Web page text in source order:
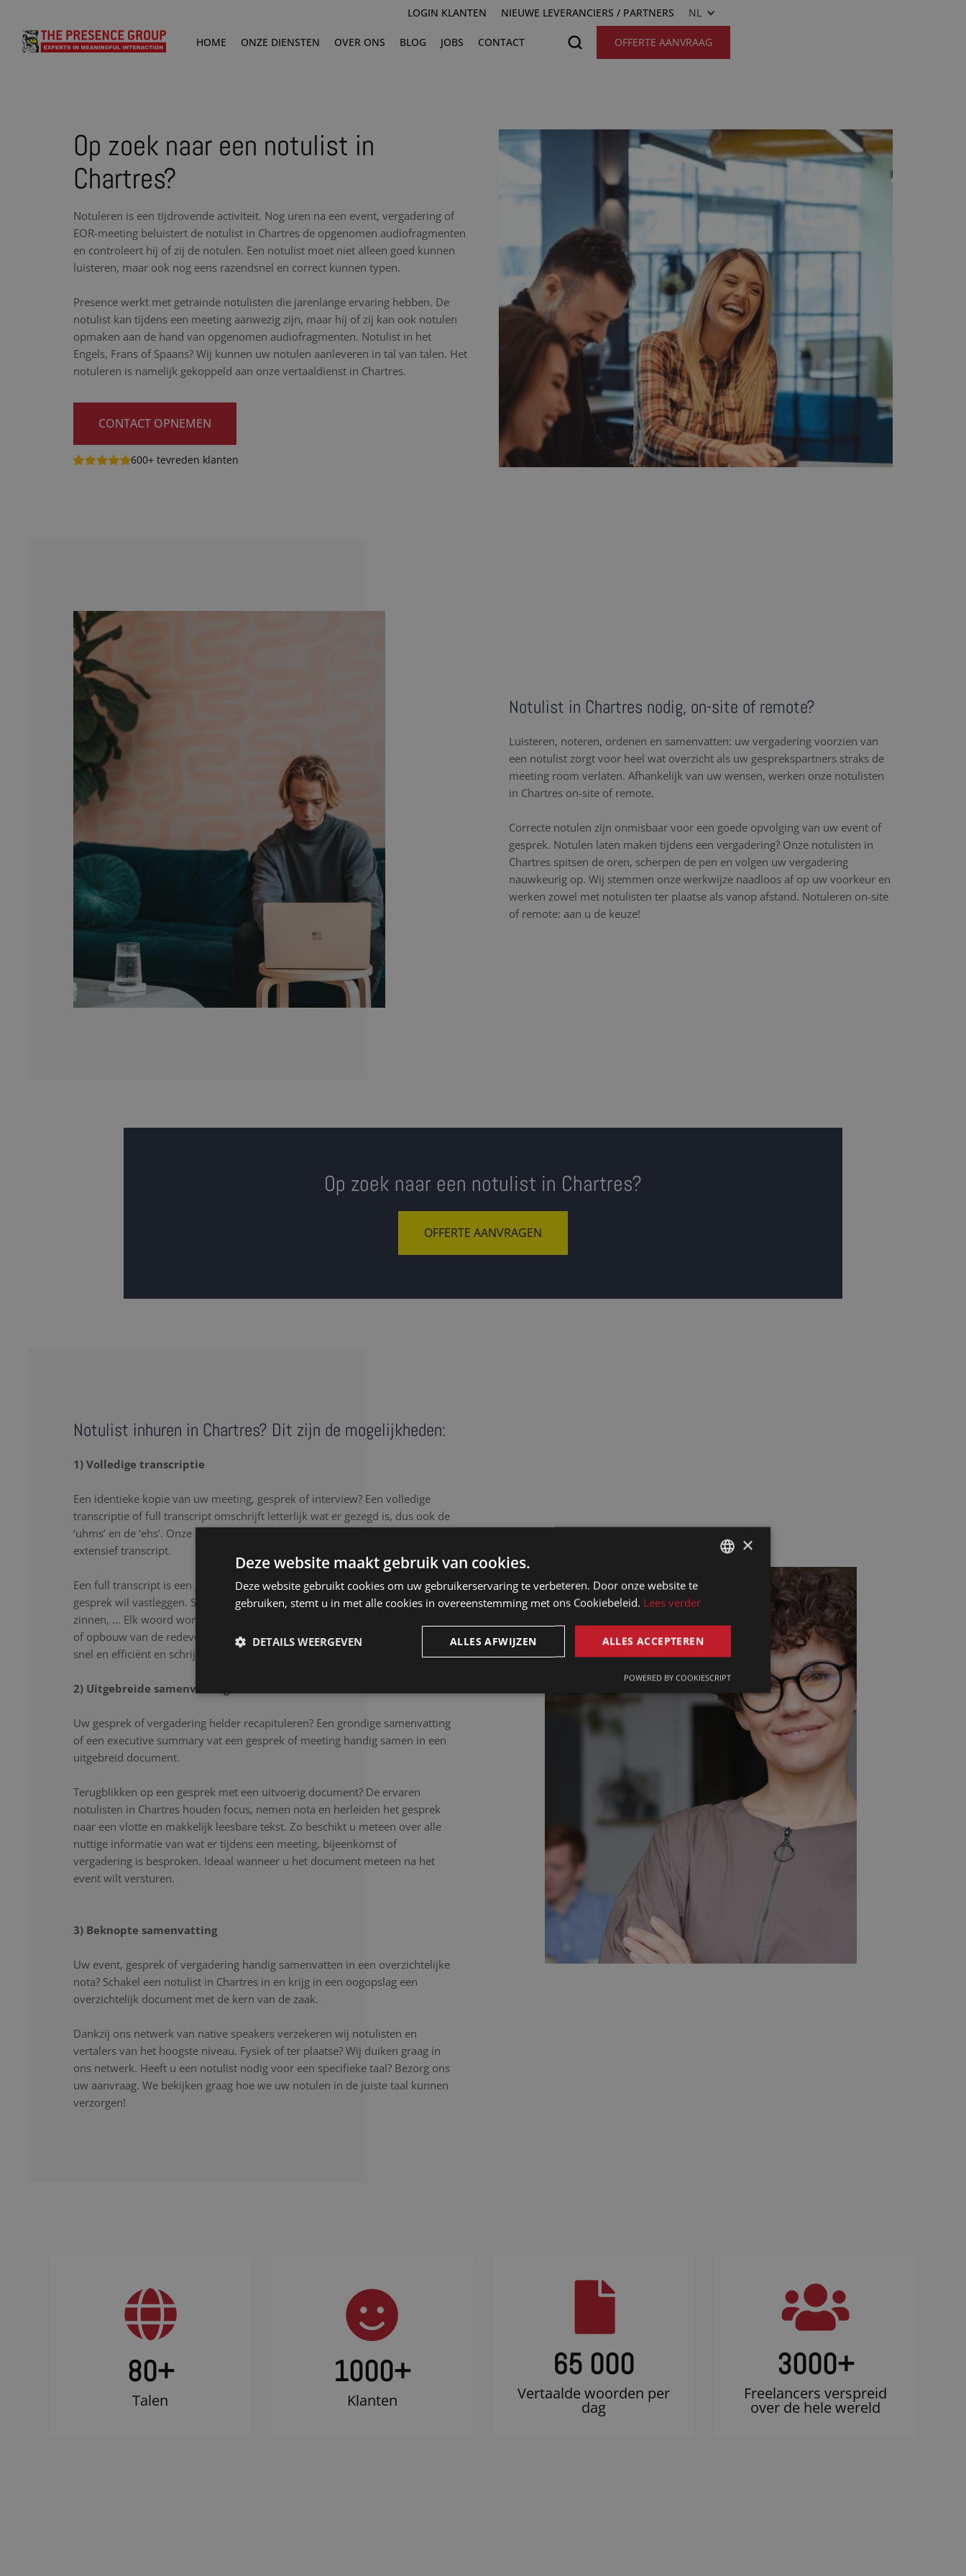
LOGIN KLANTEN NIEUWE LEVERANCIERS / PARTNERS NL
HOME ONZE DIENSTEN OVER ONS BLOG JOBS CONTACT OFFERTE AANVRAAG
Op zoek naar een notulist in
Chartres?
Notuleren is een tijdrovende activiteit. Nog uren na een event, vergadering of
EOR-meeting beluistert de notulist in Chartres de opgenomen audiofragmenten
en controleert hij of zij de notulen. Een notulist moet niet alleen goed kunnen
luisteren, maar ook nog eens razendsnel en correct kunnen typen.
Presence werkt met getrainde notulisten die jarenlange ervaring hebben. De
notulist kan tijdens een meeting aanwezig zijn, maar hij of zij kan ook notulen
opmaken aan de hand van opgenomen audiofragmenten. Notulist in het
Engels, Frans of Spaans? Wij kunnen uw notulen aanleveren in tal van talen. Het
notuleren is namelijk gekoppeld aan onze vertaaldienst in Chartres.
CONTACT OPNEMEN
600+ tevreden klanten
Notulist in Chartres nodig, on-site of remote?
Luisteren, noteren, ordenen en samenvatten: uw vergadering voorzien van
een notulist zorgt voor heel wat overzicht als uw gesprekspartners straks de
meeting room verlaten. Afhankelijk van uw wensen, werken onze notulisten
in Chartres on-site of remote.
Correcte notulen zijn onmisbaar voor een goede opvolging van uw event of
gesprek. Notulen laten maken tijdens een vergadering? Onze notulisten in
Chartres spitsen de oren, scherpen de pen en volgen uw vergadering
nauwkeurig op. Wij stemmen onze werkwijze naadloos af op uw voorkeur en
werken zowel met notulisten ter plaatse als vanop afstand. Notuleren on-site
of remote: aan u de keuze!
Op zoek naar een notulist in Chartres?
OFFERTE AANVRAGEN
Notulist inhuren in Chartres? Dit zijn de mogelijkheden:
1) Volledige transcriptie
Een identieke kopie van uw meeting, gesprek of interview? Een volledige
transcriptie of full transcript omschrijft letterlijk wat er gezegd is, dus ook de
‘uhms’ en de ‘ehs’. Onze notulisten in Chartres zorgen voor een correct en
extensief transcript.
Een full transcript is een goede oplossing als u letterlijk elk detail van het
gesprek wil vastleggen. Stopwoorden, herhalingen, spreektaal of afgebroken
zinnen, … Elk woord wordt nauwkeurig genoteerd, ongeacht de samenhang
of opbouw van de redevoering. Onze notulisten luisteren aandachtig, werken
snel en efficiënt en schrijven uw gesprek letter voor letter uit.
2) Uitgebreide samenvatting
Uw gesprek of vergadering helder recapituleren? Een grondige samenvatting
of een executive summary vat een gesprek of meeting handig samen in een
uitgebreid document.
Terugblikken op een gesprek met een uitvoerig document? De ervaren
notulisten in Chartres houden focus, nemen nota en herleiden het gesprek
naar een vlotte en makkelijk leesbare tekst. Zo beschikt u meteen over alle
nuttige informatie van wat er tijdens een meeting, bijeenkomst of
vergadering is besproken. Ideaal wanneer u het document meteen na het
event wilt versturen.
3) Beknopte samenvatting
Uw event, gesprek of vergadering handig samenvatten in een overzichtelijke
nota? Schakel een notulist in Chartres in en krijg in een oogopslag een
overzichtelijk document met de kern van de zaak.
Dankzij ons netwerk van native speakers verzekeren wij notulisten en
vertalers van het hoogste niveau. Fysiek of ter plaatse? Wij duiken graag in
ons netwerk. Heeft u een notulist nodig voor een specifieke taal? Bezorg ons
uw aanvraag. We bekijken graag hoe we uw notulen in de juiste taal kunnen
verzorgen!
80+
Talen
1000+
Klanten
65 000
Vertaalde woorden per
dag
3000+
Freelancers verspreid
over de hele wereld
FRENCH
ENGLISH
×
Deze website maakt gebruik van cookies.
Deze website gebruikt cookies om uw gebruikerservaring te verbeteren. Door onze website te
gebruiken, stemt u in met alle cookies in overeenstemming met ons Cookiebeleid. Lees verder
ALLES ACCEPTEREN
ALLES AFWIJZEN
DETAILS WEERGEVEN
POWERED BY COOKIESCRIPT